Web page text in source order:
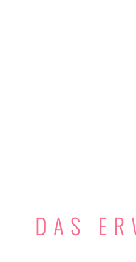
DAS